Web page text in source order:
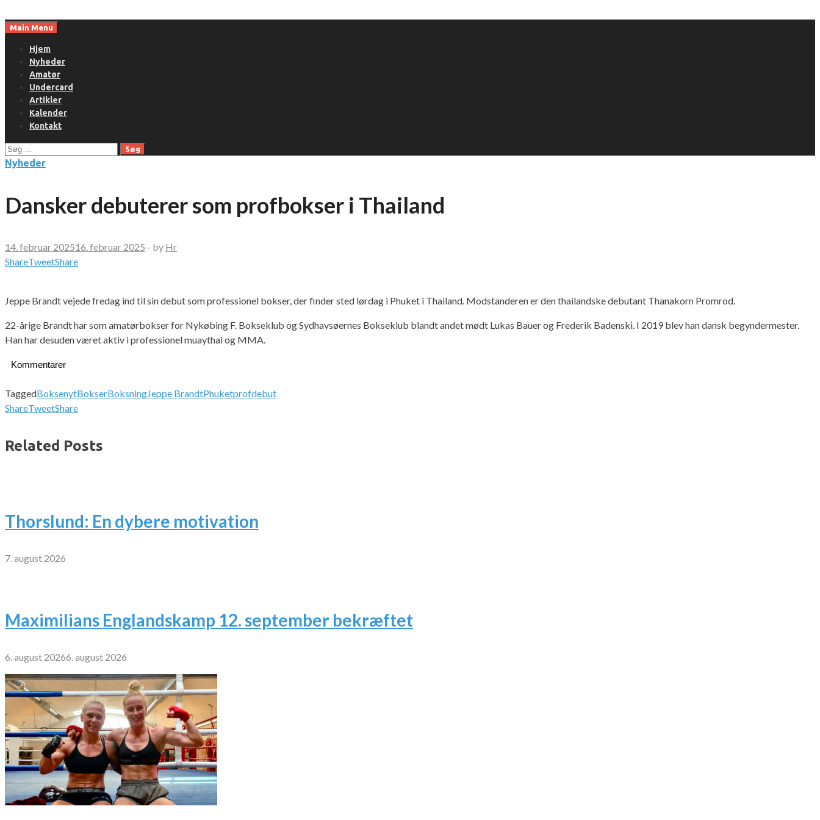
toMain Menu
Hjem
Nyheder
Amatør
Undercard
Artikler
Kalender
Kontakt
Søg
efter:
Nyheder
Dansker debuterer som profbokser i Thailand
14. februar 202516. februar 2025 - by Hr
ShareTweetShare
Jeppe Brandt vejede fredag ind til sin debut som professionel bokser, der finder sted lørdag i Phuket i Thailand. Modstanderen er den thailandske debutant Thanakorn Promrod.
22-årige Brandt har som amatørbokser for Nykøbing F. Bokseklub og Sydhavsøernes Bokseklub blandt andet mødt Lukas Bauer og Frederik Badenski. I 2019 blev han dansk begyndermester.
Han har desuden været aktiv i professionel muaythai og MMA.
Kommentarer
TaggedBoksenytBokserBoksningJeppe BrandtPhuketprofdebut
ShareTweetShare
Related Posts
Thorslund: En dybere motivation
7. august 2026
Maximilians Englandskamp 12. september bekræftet
6. august 20266. august 2026